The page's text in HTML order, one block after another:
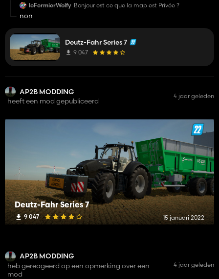
leFermierWolfy Bonjour est ce que la map est Privée ?
non
Deutz-Fahr Series 7
9 047
AP2B MODDING
heeft een mod gepubliceerd
4 jaar geleden
Deutz-Fahr Series 7
9 047 15 januari 2022
AP2B MODDING
heb gereageerd op een opmerking over een
mod
4 jaar geleden